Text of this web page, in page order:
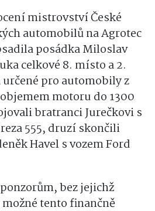
mistrovství České
automobilů na Agrotec
posádka Miloslav
celkové 8. místo a 2.
pro automobily z
motoru do 1300
bratranci Jurečkovi s
555, druzí skončili
Havel s vozem Ford
bez jejichž
tento finančně